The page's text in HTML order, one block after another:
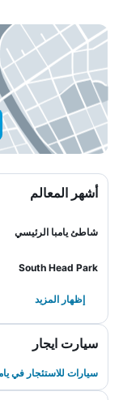
أشهر المعالم
شاطئ يامبا الرئيسي
South Head Park
إظهار المزيد
سيارت ايجار
سيارات للاستئجار في